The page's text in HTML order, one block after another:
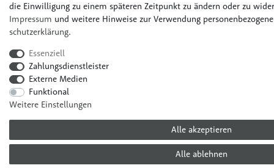
die Einwilligung zu einem späteren Zeitpunkt zu ändern oder zu
Impressum und weitere Hinweise zur Verwendung
schutz­erklärung.
Essenziell
Zahlungsdienstleister
Externe Medien
Funktional
Weitere Einstellungen
Alle akzeptieren
Alle ablehnen